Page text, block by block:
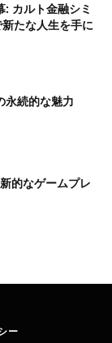
: カルト金融シミ
たな人生を手に
永続的な魅力
的なゲームプレ
ー